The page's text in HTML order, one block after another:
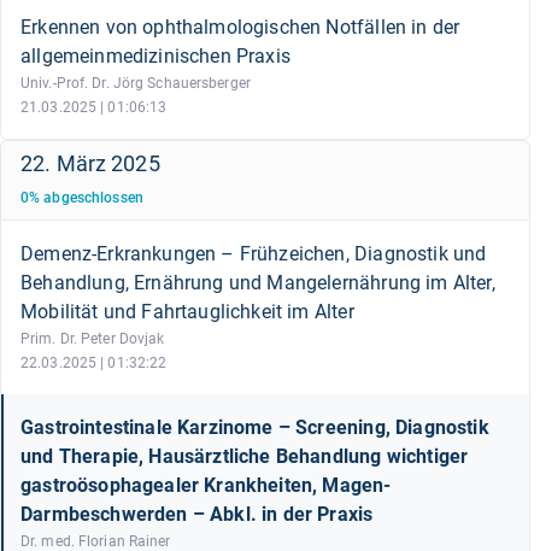
Erkennen von ophthalmologischen Notfällen in der
allgemeinmedizinischen Praxis
Univ.-Prof. Dr. Jörg Schauersberger
21.03.2025 | 01:06:13
22. März 2025
0% abgeschlossen
Demenz-Erkrankungen – Frühzeichen, Diagnostik und
Behandlung, Ernährung und Mangelernährung im Alter,
Mobilität und Fahrtauglichkeit im Alter
Prim. Dr. Peter Dovjak
22.03.2025 | 01:32:22
Gastrointestinale Karzinome – Screening, Diagnostik
und Therapie, Hausärztliche Behandlung wichtiger
gastroösophagealer Krankheiten, Magen-
Darmbeschwerden – Abkl. in der Praxis
Dr. med. Florian Rainer